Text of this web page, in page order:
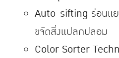
Auto-sifting ร่อนแ
ขจัดสิ่งแปลกปลอม
Color Sorter